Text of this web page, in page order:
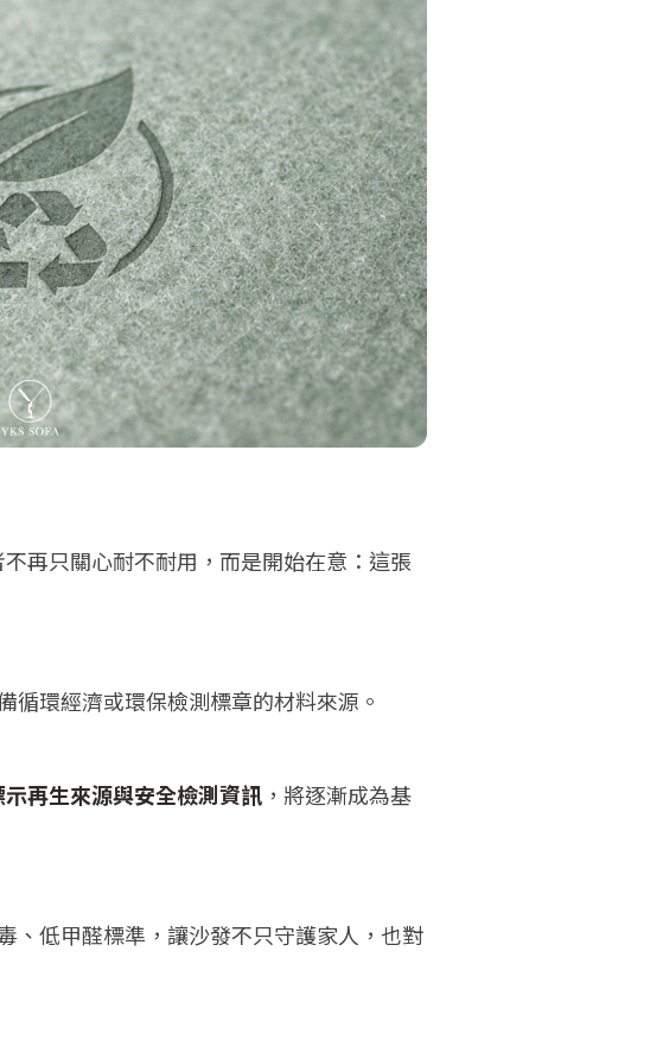
不再只關心耐不耐用，而是開始在意：這張
循環經濟或環保檢測標章的材料來源。
再生來源與安全檢測資訊，將逐漸成為基
、低甲醛標準，讓沙發不只守護家人，也對